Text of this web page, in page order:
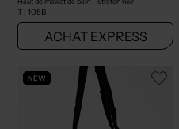
T : 105B
ACHAT EXPRESS
NEW